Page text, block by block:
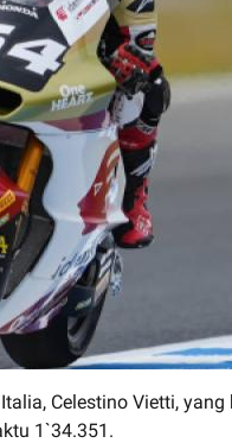
Celestino Vietti,
1`34.351.